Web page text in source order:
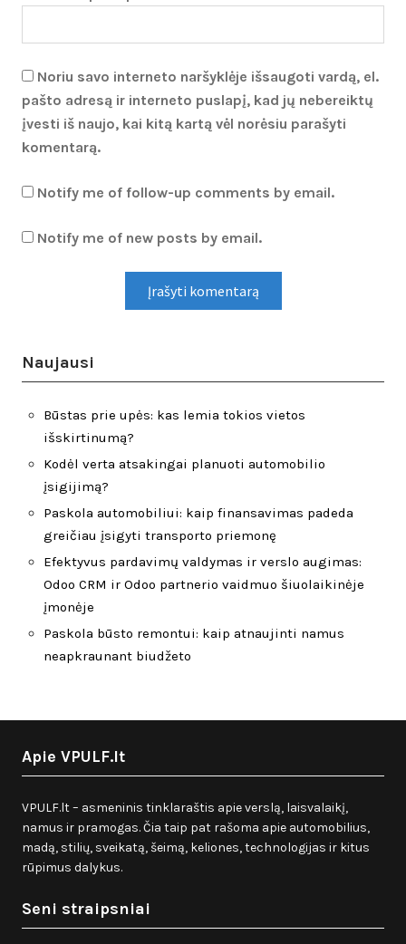
Noriu savo interneto naršyklėje išsaugoti vardą, el.
pašto adresą ir interneto puslapį, kad jų nebereiktų
įvesti iš naujo, kai kitą kartą vėl norėsiu parašyti
komentarą.
Notify me of follow-up comments by email.
Notify me of new posts by email.
Naujausi
Būstas prie upės: kas lemia tokios vietos
išskirtinumą?
Kodėl verta atsakingai planuoti automobilio
įsigijimą?
Paskola automobiliui: kaip finansavimas padeda
greičiau įsigyti transporto priemonę
Efektyvus pardavimų valdymas ir verslo augimas:
Odoo CRM ir Odoo partnerio vaidmuo šiuolaikinėje
įmonėje
Paskola būsto remontui: kaip atnaujinti namus
neapkraunant biudžeto
Apie VPULF.lt
VPULF.lt – asmeninis tinklaraštis apie verslą, laisvalaikį,
namus ir pramogas. Čia taip pat rašoma apie automobilius,
madą, stilių, sveikatą, šeimą, keliones, technologijas ir kitus
rūpimus dalykus.
Seni straipsniai